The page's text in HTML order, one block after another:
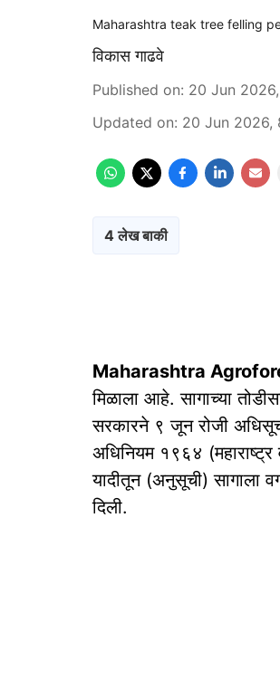
Maharashtra teak tree felling
विकास गाढवे
Published on: 20 Jun
Updated on: 20 Jun 2026,
4 लेख बाकी
Maharashtra
मिळाला आहे. सागाच्या
सरकारने ९ जून रोजी
अधिनियम १९६४ (महाराष्ट्र
यादीतून (अनुसूची) सागाला
दिली.